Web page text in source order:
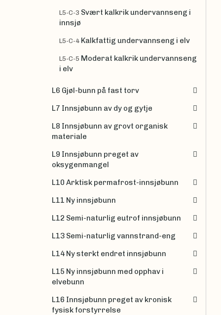
L5-C-3 Svært kalkrik undervannseng i
innsjø
L5-C-4 Kalkfattig undervannseng i elv
L5-C-5 Moderat kalkrik undervannseng
i elv
L6 Gjøl-bunn på fast torv
L7 Innsjøbunn av dy og gytje
L8 Innsjøbunn av grovt organisk
materiale
L9 Innsjøbunn preget av
oksygenmangel
L10 Arktisk permafrost-innsjøbunn
L11 Ny innsjøbunn
L12 Semi-naturlig eutrof innsjøbunn
L13 Semi-naturlig vannstrand-eng
L14 Ny sterkt endret innsjøbunn
L15 Ny innsjøbunn med opphav i
elvebunn
L16 Innsjøbunn preget av kronisk
fysisk forstyrrelse